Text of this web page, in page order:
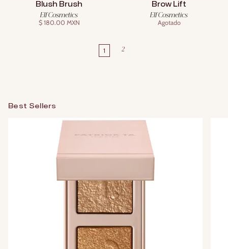
Blush Brush
Elf Cosmetics
$ 180.00 MXN
Brow Lift
Elf Cosmetics
Agotado
1 2
Best Sellers